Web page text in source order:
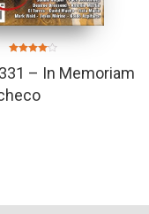
en
4.00
– In Memoriam